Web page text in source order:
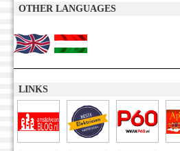
OTHER LANGUAGES
LINKS